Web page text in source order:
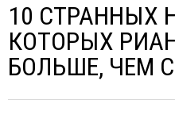
10 СТРАННЫХ
КОТОРЫХ
БОЛЬШЕ, ЧЕМ